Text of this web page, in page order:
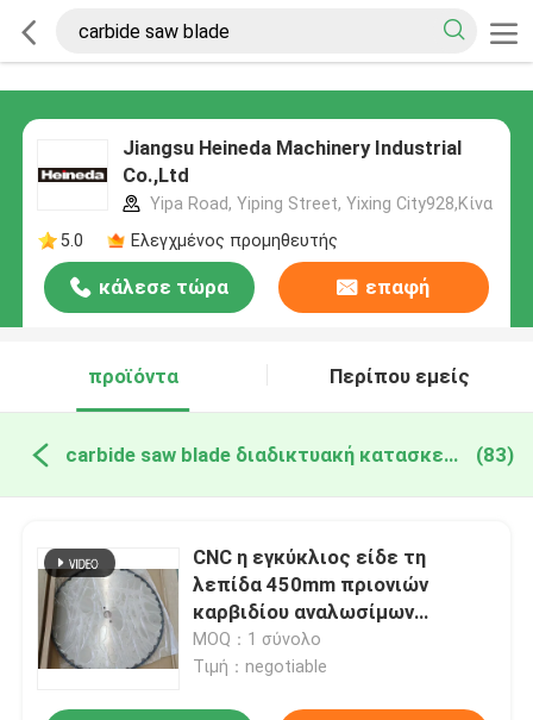
Jiangsu Heineda Machinery Industrial
Co.,Ltd
Yipa Road, Yiping Street, Yixing City928,Κίνα
5.0
Ελεγχμένος προμηθευτής
κάλεσε τώρα επαφή
προϊόντα Περίπου εμείς
carbide saw blade διαδικτυακή κατασκευή (83)
CNC η εγκύκλιος είδε τη
λεπίδα 450mm πριονιών
καρβιδίου αναλωσίμων
μηχανών εξωτερική διάμετρος
MOQ：1 σύνολο
Τιμή：negotiable